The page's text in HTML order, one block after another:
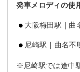
発車メロディの使
大阪梅田駅｜曲
尼崎駅｜曲名不
※尼崎駅では途中